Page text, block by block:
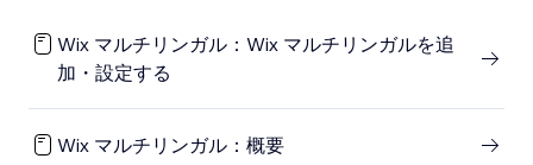
Wix マルチリンガル：Wix マルチリンガルを追
加・設定する
Wix マルチリンガル：概要